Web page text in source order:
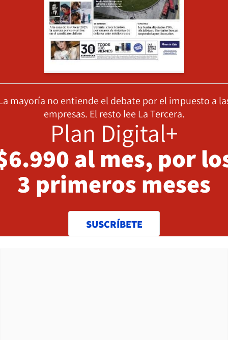
mayoría no entiende el debate por el impuesto a
empresas. El resto lee La Tercera.
Plan Digital+
al mes, por
3 primeros meses
SUSCRÍBETE